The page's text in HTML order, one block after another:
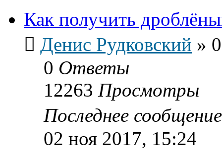
Как получить
Денис Рудковский »
0 Ответы
12263 Просмотры
Последнее
02 ноя 2017, 15:24